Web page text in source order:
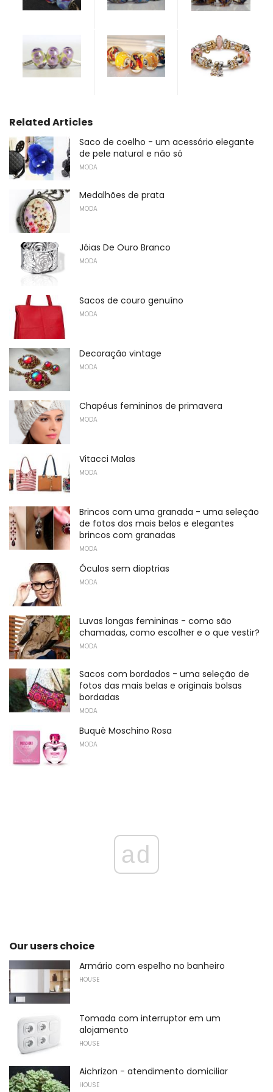
Related Articles
Saco de coelho - um acessório elegante
de pele natural e não só
MODA
Medalhões de prata
MODA
Jóias De Ouro Branco
MODA
Sacos de couro genuíno
MODA
Decoração vintage
MODA
Chapéus femininos de primavera
MODA
Vitacci Malas
MODA
Brincos com uma granada - uma seleção
de fotos dos mais belos e elegantes
brincos com granadas
MODA
Óculos sem dioptrias
MODA
Luvas longas femininas - como são
chamadas, como escolher e o que vestir?
MODA
Sacos com bordados - uma seleção de
fotos das mais belas e originais bolsas
bordadas
MODA
Buquê Moschino Rosa
MODA
ad
Our users choice
Armário com espelho no banheiro
HOUSE
Tomada com interruptor em um
alojamento
HOUSE
Aichrizon - atendimento domiciliar
HOUSE